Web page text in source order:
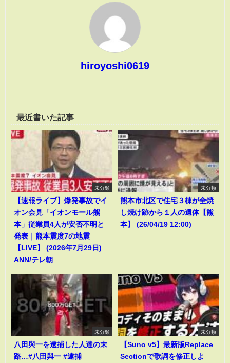
hiroyoshi0619
最近書いた記事
未分類
【速報ライブ】爆発事故でイ
オン会見「イオンモール熊
本」従業員4人が安否不明と
発表｜熊本震度7の地震
【LIVE】 (2026年7月29日)
ANN/テレ朝
未分類
熊本市北区で住宅３棟が全焼
し焼け跡から１人の遺体【熊
本】 (26/04/19 12:00)
未分類
八田與一を逮捕した人達の末
路…#八田與一 #逮捕
未分類
【Suno v5】最新版Replace
Sectionで歌詞を修正しよ